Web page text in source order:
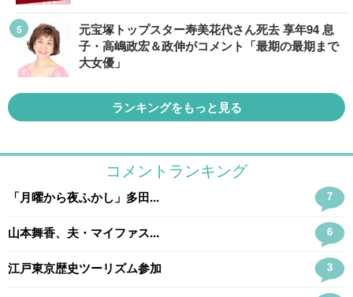
元宝塚トップスター寿美花代さん死去 享年94 息
子・高嶋政宏＆政伸がコメント「最期の最期まで
大女優」
ランキングをもっと見る